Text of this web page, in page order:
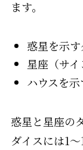
ます。
惑星を示
星座（サ
ハウスを
惑星と星座の
ダイスには1